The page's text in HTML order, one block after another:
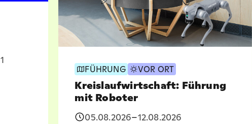
FÜHRUNG VOR ORT
Kreislaufwirtschaft: Führung
mit Roboter
05.08.2026–12.08.2026